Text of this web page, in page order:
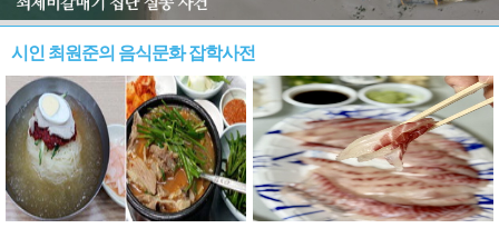
시인 최원준의 음식문화 잡학사전